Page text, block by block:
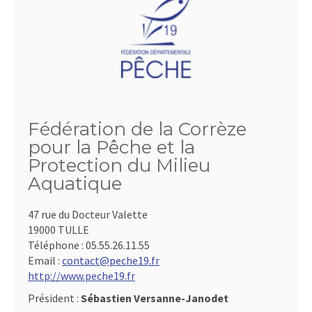
Fédération de la Corrèze
pour la Pêche et la
Protection du Milieu
Aquatique
47 rue du Docteur Valette
19000 TULLE
Téléphone : 05.55.26.11.55
Email : contact@peche19.fr
http://www.peche19.fr
Président : Sébastien Versanne-Janodet